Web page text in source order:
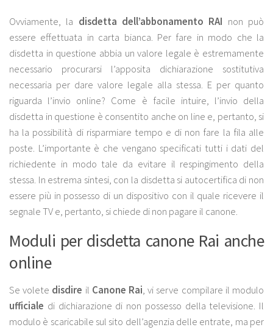
Ovviamente, la disdetta dell’abbonamento RAI non può
essere effettuata in carta bianca. Per fare in modo che la
disdetta in questione abbia un valore legale è estremamente
necessario procurarsi l’apposita dichiarazione sostitutiva
necessaria per dare valore legale alla stessa. E per quanto
riguarda l’invio online? Come è facile intuire, l’invio della
disdetta in questione è consentito anche on line e, pertanto, si
ha la possibilità di risparmiare tempo e di non fare la fila alle
poste. L’importante è che vengano specificati tutti i dati del
richiedente in modo tale da evitare il respingimento della
stessa. In estrema sintesi, con la disdetta si autocertifica di non
essere più in possesso di un dispositivo con il quale ricevere il
segnale TV e, pertanto, si chiede di non pagare il canone.
Moduli per disdetta canone Rai anche
online
Se volete disdire il Canone Rai, vi serve compilare il modulo
ufficiale di dichiarazione di non possesso della televisione. Il
modulo è scaricabile sul sito dell’agenzia delle entrate, ma per